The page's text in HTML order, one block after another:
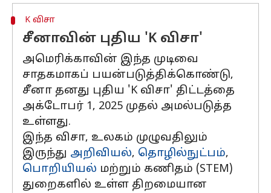
K விசா
சீனாவின் புதிய 'K விசா'
அமெரிக்காவின் இந்த முடிவை
சாதகமாகப் பயன்படுத்திக்கொண்டு,
சீனா தனது புதிய 'K விசா' திட்டத்தை
அக்டோபர் 1, 2025 முதல் அமல்படுத்த
உள்ளது.
இந்த விசா, உலகம் முழுவதிலும்
இருந்து அறிவியல், தொழில்நுட்பம்,
பொறியியல் மற்றும் கணிதம் (STEM)
துறைகளில் உள்ள திறமையான